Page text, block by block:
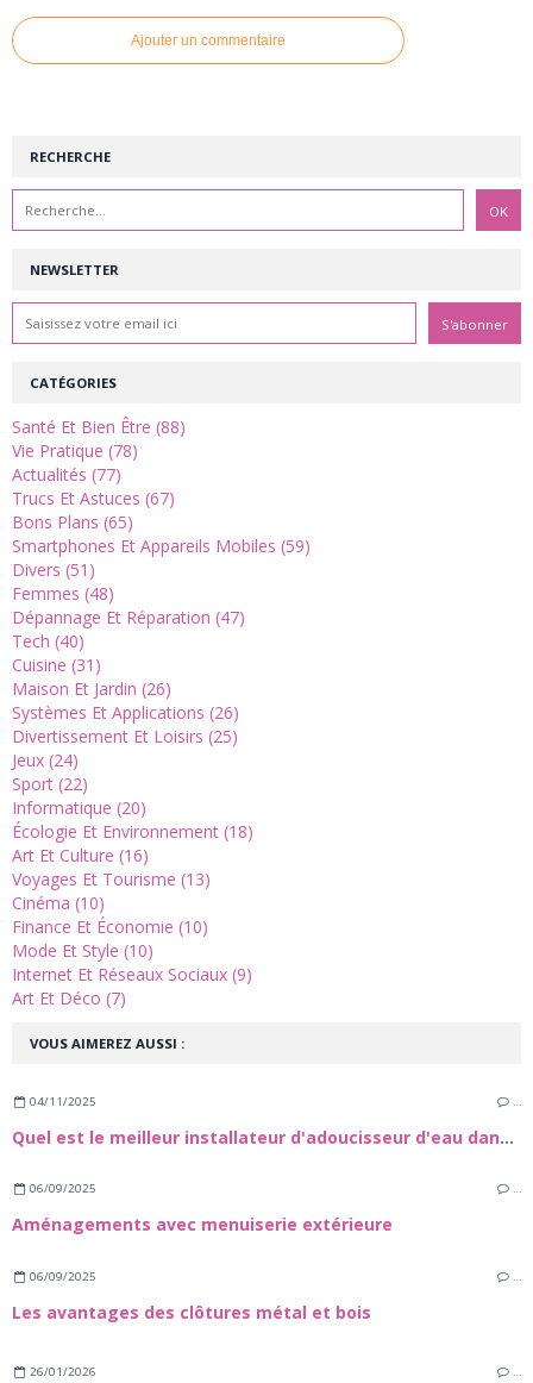
Ajouter un commentaire
NEWSLETTER
RECHERCHE
VOUS AIMEREZ AUSSI :
04/11/2025 …
Quel est le meilleur installateur d'adoucisseur d'eau dans le 72 ?
06/09/2025 …
Aménagements avec menuiserie extérieure
06/09/2025 …
Les avantages des clôtures métal et bois
26/01/2026 …
CATÉGORIES
Santé Et Bien Être (88)
Vie Pratique (78)
Actualités (77)
Trucs Et Astuces (67)
Bons Plans (65)
Smartphones Et Appareils Mobiles (59)
Divers (51)
Femmes (48)
Dépannage Et Réparation (47)
Tech (40)
Cuisine (31)
Maison Et Jardin (26)
Systèmes Et Applications (26)
Divertissement Et Loisirs (25)
Jeux (24)
Sport (22)
Informatique (20)
Écologie Et Environnement (18)
Art Et Culture (16)
Voyages Et Tourisme (13)
Cinéma (10)
Finance Et Économie (10)
Mode Et Style (10)
Internet Et Réseaux Sociaux (9)
Art Et Déco (7)